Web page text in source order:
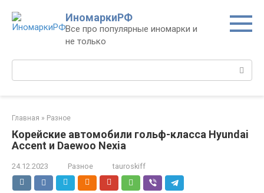
контенту
ИномаркиРФ
Все про популярные иномарки и
не только
Поиск:
Главная » Разное
Корейские автомобили гольф-класса Hyundai
Accent и Daewoo Nexia
24.12.2023 Разное tauroskiff